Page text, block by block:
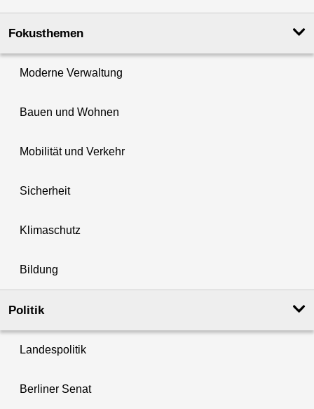
Fokusthemen
Moderne Verwaltung
Bauen und Wohnen
Mobilität und Verkehr
Sicherheit
Klimaschutz
Bildung
Politik
Landespolitik
Berliner Senat